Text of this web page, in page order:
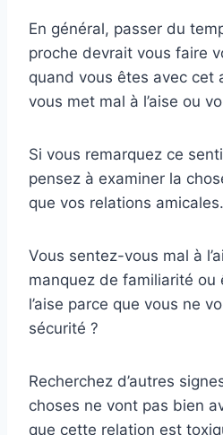
En général, passer du
proche devrait vous faire
quand vous êtes avec cet
vous met mal à l’aise ou
Si vous remarquez ce
pensez à examiner la
que vos relations amicales.
Vous sentez-vous mal à
manquez de familiarité ou
l’aise parce que vous ne
sécurité ?
Recherchez d’autres
choses ne vont pas bien
que cette relation est